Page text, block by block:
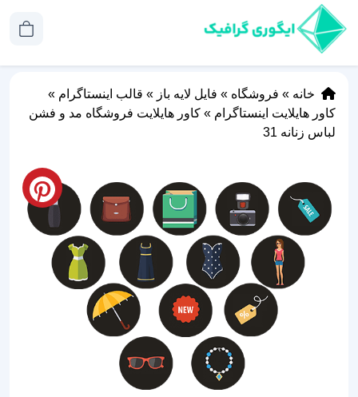
خانه » فروشگاه » فایل لایه باز » قالب اینستاگرام »
کاور هایلایت اینستاگرام » کاور هایلایت فروشگاه مد و فشن
لباس زنانه 31